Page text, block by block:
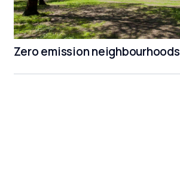
Zero emission neighbourhoods